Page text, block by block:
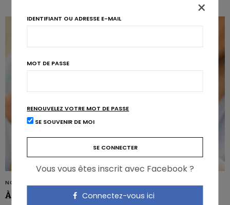
NON CLASSIFIÉ(E)
À la découverte du Mindful Eating
×
IDENTIFIANT OU ADRESSE E-MAIL
MOT DE PASSE
RENOUVELEZ VOTRE MOT DE PASSE
SE SOUVENIR DE MOI
Vous vous êtes inscrit avec Facebook ?
Connectez-vous ici